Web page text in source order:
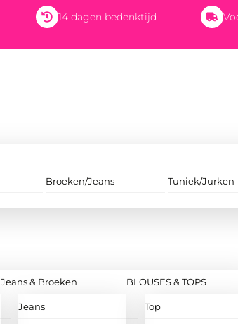
14 dagen bedenktijd
Broeken/Jeans Tuniek/Jurken
Jeans & Broeken
Jeans
BLOUSES & TOPS
Top